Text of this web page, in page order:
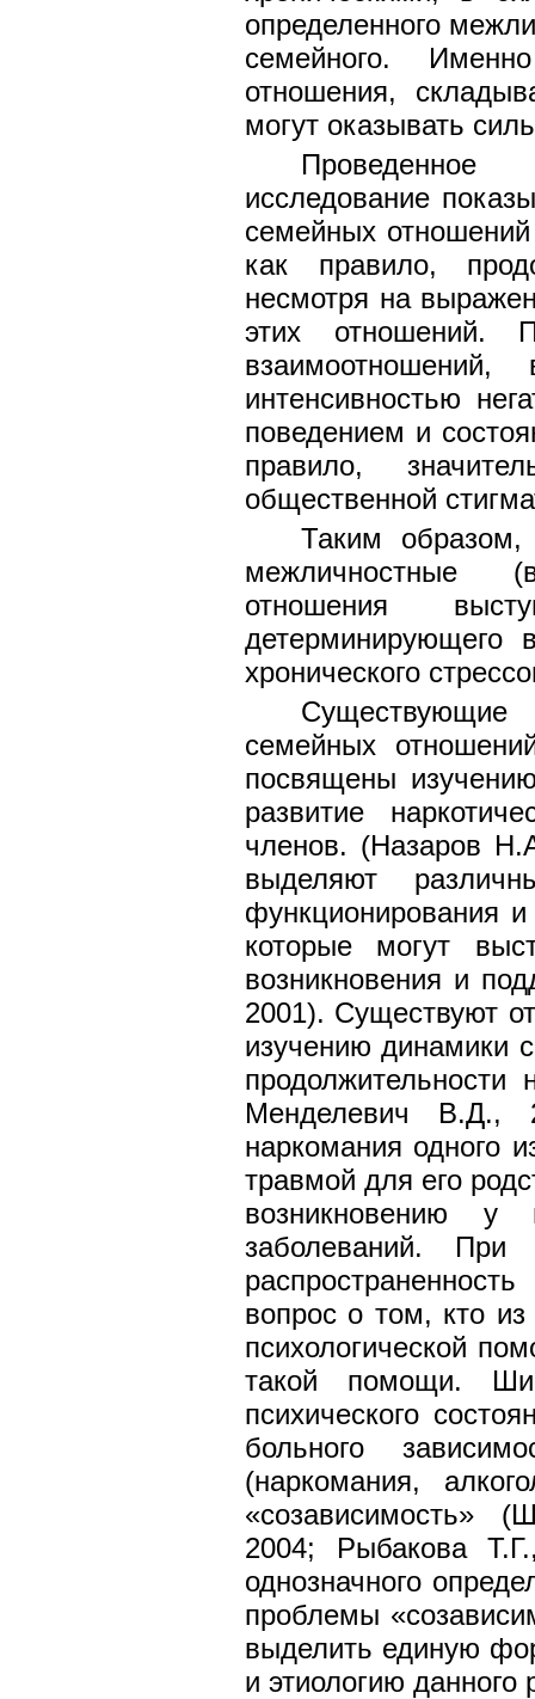
определенного
семейного.
отношения,
могут оказывать
Проведенное
исследование
семейных
как правило,
несмотря на
этих отношений.
интенсивностью
поведением и
правило,
общественной
Таким образом,
межличностные
отношения
детерминирующего
хронического
Существующие
семейных
посвящены
развитие
членов. (Назаров
выделяют
функционирования
которые могут
возникновения и
2001). Существуют
изучению динамики
продолжительности
Менделевич В.Д.,
наркомания одного
травмой для его
возникновению у
заболеваний. При
вопрос о том, кто
психологической
такой помощи.
психического
больного
(наркомания,
«созависимость»
2004; Рыбакова
однозначного
проблемы
выделить единую
и этиологию данного